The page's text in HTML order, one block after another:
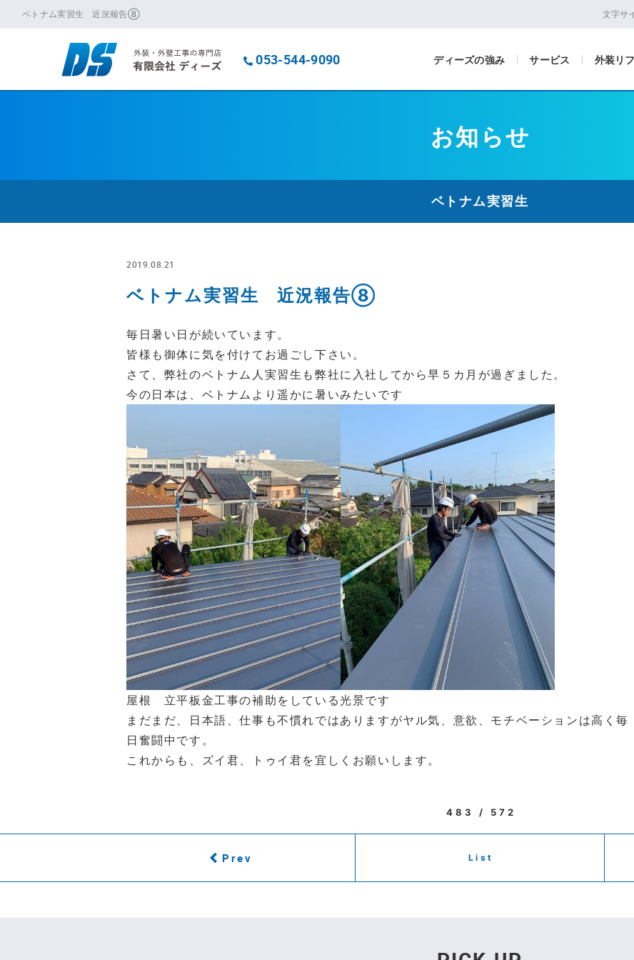
ベトナム実習生 近況報告⑧ 文字サ
053-544-9090 ディーズの強み サービス 外装リ
お知らせ
ベトナム実習生
2019.08.21
ベトナム実習生 近況報告⑧
毎日暑い日が続いています。
皆様も御体に気を付けてお過ごし下さい。
さて、弊社のベトナム人実習生も弊社に入社してから早５カ月が過ぎました。
今の日本は、ベトナムより遥かに暑いみたいです
屋根 立平板金工事の補助をしている光景です
まだまだ、日本語、仕事も不慣れではありますがヤル気、意欲、モチベーションは高く毎
日奮闘中です。
これからも、ズイ君、トゥイ君を宜しくお願いします。
483 / 572
Prev List